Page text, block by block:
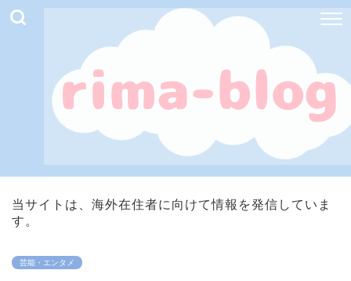
当サイトは、海外在住者に向けて情報を発信していま
す。
芸能・エンタメ